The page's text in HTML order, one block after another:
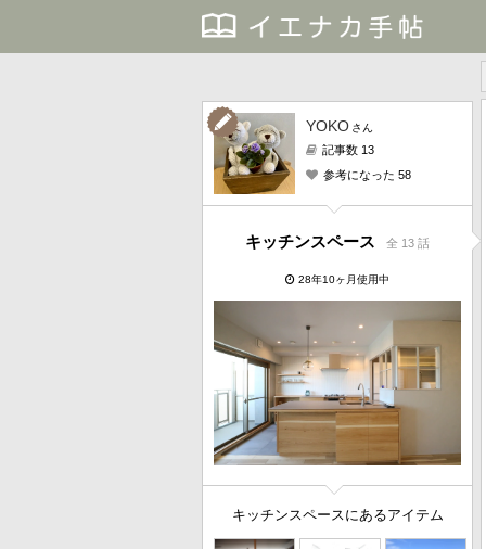
YOKO さん
記事数 13
参考になった 58
キッチンスペース 全 13 話
28年10ヶ月使用中
キッチンスペースにあるアイテム